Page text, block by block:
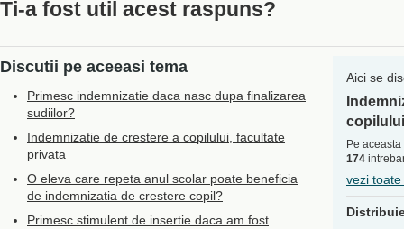
Ti-a fost util acest raspuns?
Discutii pe aceeasi tema
Primesc indemnizatie daca nasc dupa finalizarea
sudiilor?
Indemnizatie de crestere a copilului, facultate
privata
O eleva care repeta anul scolar poate beneficia
de indemnizatia de crestere copil?
Primesc stimulent de insertie daca am fost
Aici se
Pe
174
vezi